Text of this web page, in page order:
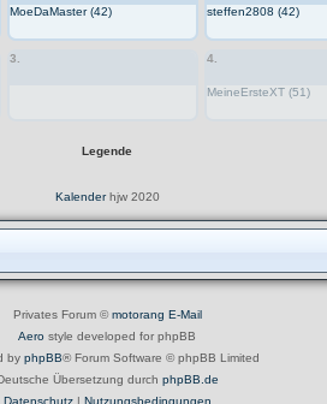
MoeDaMaster (42) steffen2808 (42)
3. 4.
MeineErsteXT (51)
Legende
Kalenderhjw 2020
Privates Forum ©motorang E-Mail
Aero style developed for phpBB
by phpBB® Forum Software © phpBB Limited
Übersetzung durch phpBB.de
Datenschutz| Nutzungsbedingungen